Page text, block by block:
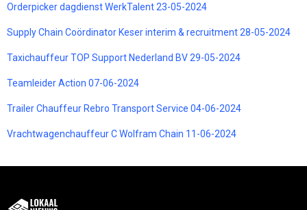
Orderpicker dagdienst WerkTalent 23-05-2024
Supply Chain Coördinator Keser interim & recruitment 28-05-2024
Taxichauffeur TOP Support Nederland BV 29-05-2024
Teamleider Action 07-06-2024
Trailer Chauffeur Rebro Transport Service 04-06-2024
Vrachtwagenchauffeur C Wolfram Chain 11-06-2024